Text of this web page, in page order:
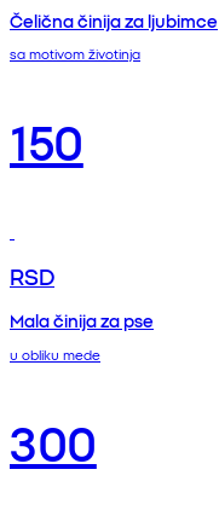
Čelična činija za ljubimce
sa motivom životinja
150
RSD
Mala činija za pse
u obliku mede
300